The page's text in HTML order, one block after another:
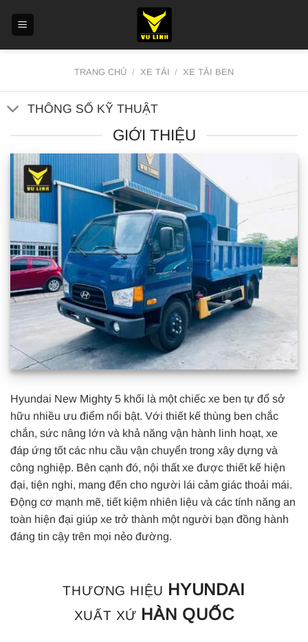
TRANG CHỦ / XE TẢI / XE TẢI BEN
THÔNG SỐ KỸ THUẬT
GIỚI THIỆU
Hyundai New Mighty 5 khối là một chiếc xe ben tự đổ sở
hữu nhiều ưu điểm nổi bật. Với thiết kế thùng ben chắc
chắn, sức nâng lớn và khả năng vận hành linh hoạt, xe
đáp ứng tốt các nhu cầu vận chuyển trong xây dựng và
công nghiệp. Bên cạnh đó, nội thất xe được thiết kế hiện
đại, tiện nghi, mang đến cho người lái cảm giác thoải mái.
Động cơ mạnh mẽ, tiết kiệm nhiên liệu và các tính năng an
toàn hiện đại giúp xe trở thành một người bạn đồng hành
đáng tin cậy trên mọi nẻo đường.
THƯƠNG HIỆU HYUNDAI
XUẤT XỨ HÀN QUỐC